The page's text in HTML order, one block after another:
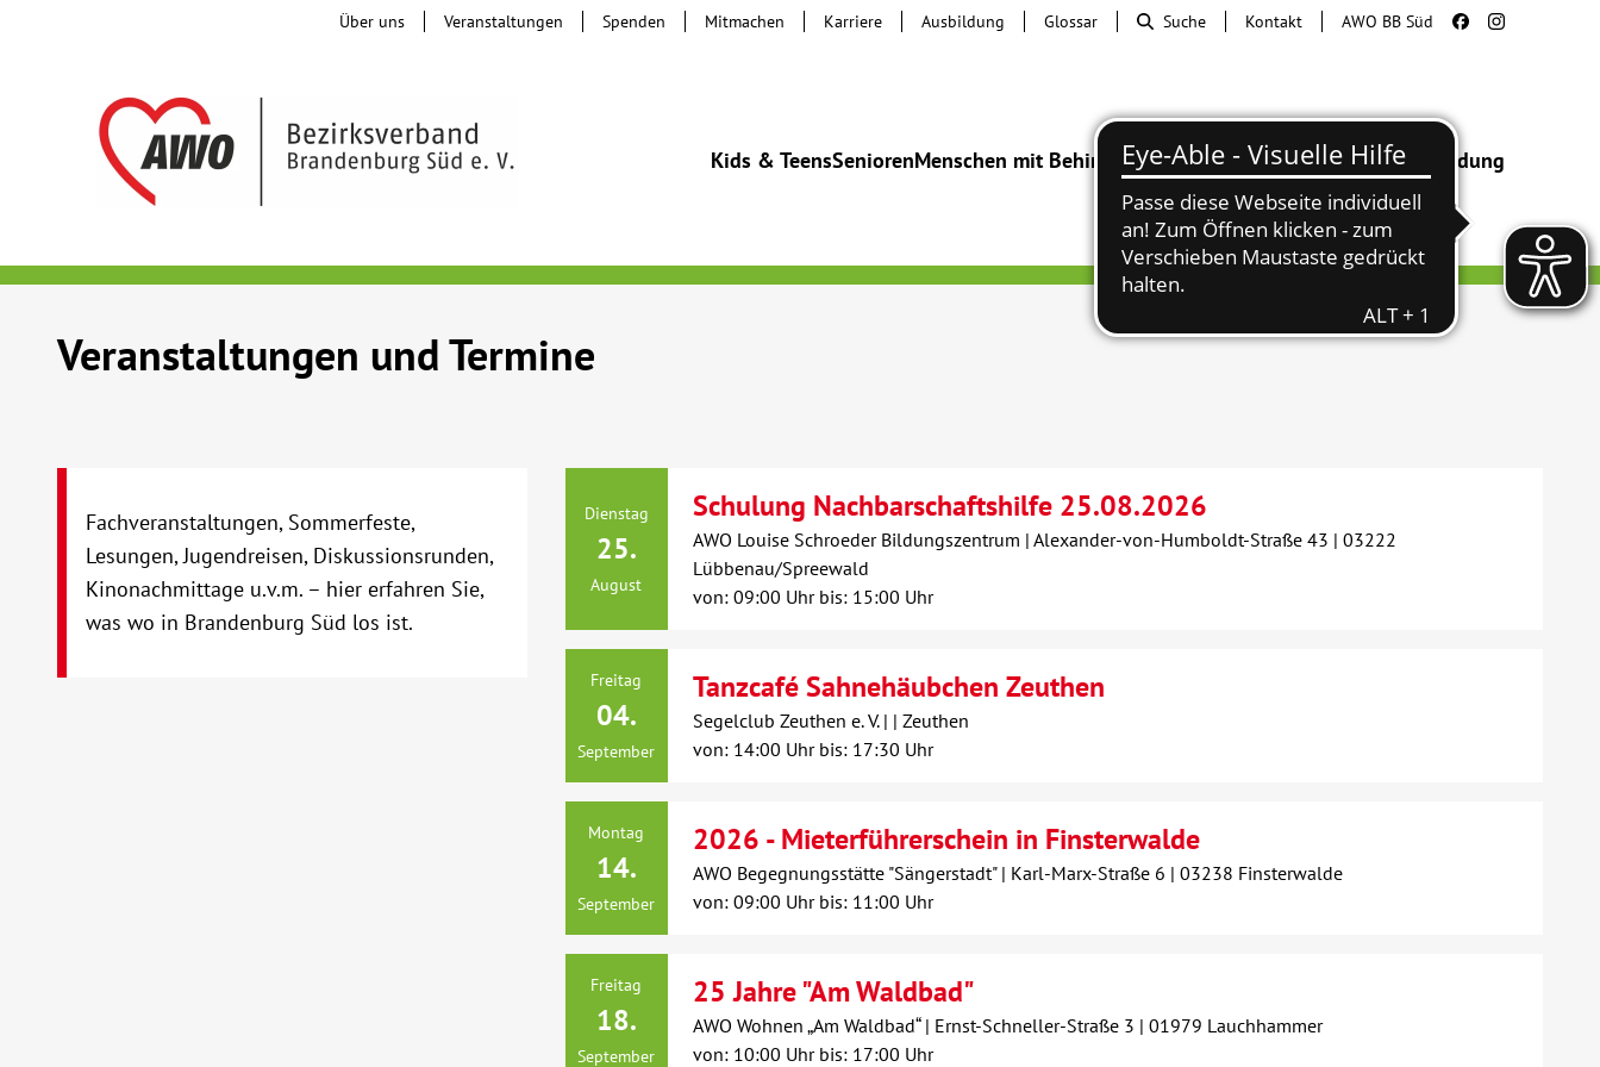
Kids & TeensSeniorenMenschen mit BehinderungBeratung & HilfeBegegnung Bildung
Über uns Veranstaltungen Spenden Mitmachen Karriere Ausbildung Glossar Suche Kontakt AWO BB Süd
Veranstaltungen und Termine
Dienstag
25.
August
Schulung Nachbarschaftshilfe 25.08.2026
AWO Louise Schroeder Bildungszentrum | Alexander-von-Humboldt-Straße 43 | 03222
Lübbenau/Spreewald
von: 09:00 Uhr bis: 15:00 Uhr
Freitag
04.
September
Tanzcafé Sahnehäubchen Zeuthen
Segelclub Zeuthen e. V. | | Zeuthen
von: 14:00 Uhr bis: 17:30 Uhr
Montag
14.
September
2026 - Mieterführerschein in Finsterwalde
AWO Begegnungsstätte "Sängerstadt" | Karl-Marx-Straße 6 | 03238 Finsterwalde
von: 09:00 Uhr bis: 11:00 Uhr
Freitag
18.
September
25 Jahre "Am Waldbad"
AWO Wohnen „Am Waldbad“ | Ernst-Schneller-Straße 3 | 01979 Lauchhammer
von: 10:00 Uhr bis: 17:00 Uhr
Fachveranstaltungen, Sommerfeste,
Lesungen, Jugendreisen, Diskussionsrunden,
Kinonachmittage u.v.m. – hier erfahren Sie,
was wo in Brandenburg Süd los ist.